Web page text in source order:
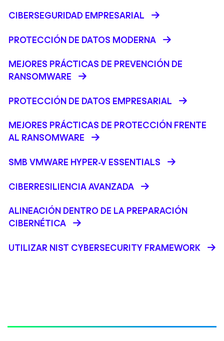
CIBERSEGURIDAD EMPRESARIAL
PROTECCIÓN DE DATOS MODERNA
MEJORES PRÁCTICAS DE PREVENCIÓN DE
RANSOMWARE
PROTECCIÓN DE DATOS EMPRESARIAL
MEJORES PRÁCTICAS DE PROTECCIÓN FRENTE
AL RANSOMWARE
SMB VMWARE HYPER-V ESSENTIALS
CIBERRESILIENCIA AVANZADA
ALINEACIÓN DENTRO DE LA PREPARACIÓN
CIBERNÉTICA
UTILIZAR NIST CYBERSECURITY FRAMEWORK